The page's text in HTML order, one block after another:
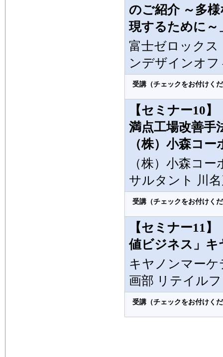
のご紹介 ～多
現するために～
富士ゼロックス
ンデザインオ
受講（チェックをお付けく
【セミナー10
満点工場改善手
（株）小森コ
（株）小森コ
サルタント 川
受講（チェックをお付けく
【セミナー11
値ビジネス」
キヤノンマー
画部 リテイル
受講（チェックをお付けく